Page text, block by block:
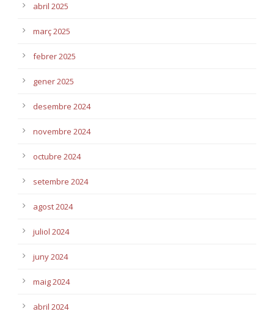
abril 2025
març 2025
febrer 2025
gener 2025
desembre 2024
novembre 2024
octubre 2024
setembre 2024
agost 2024
juliol 2024
juny 2024
maig 2024
abril 2024